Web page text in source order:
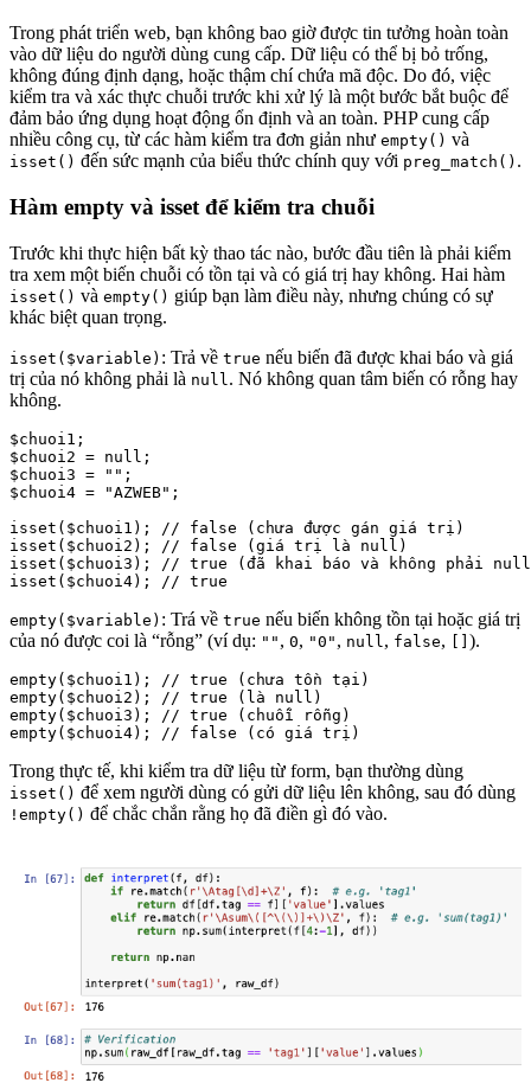
Trong phát triển web, bạn không bao giờ được tin tưởng hoàn toàn
vào dữ liệu do người dùng cung cấp. Dữ liệu có thể bị bỏ trống,
không đúng định dạng, hoặc thậm chí chứa mã độc. Do đó, việc
kiểm tra và xác thực chuỗi trước khi xử lý là một bước bắt buộc để
đảm bảo ứng dụng hoạt động ổn định và an toàn. PHP cung cấp
nhiều công cụ, từ các hàm kiểm tra đơn giản như empty() và
isset() đến sức mạnh của biểu thức chính quy với preg_match() .
Hàm empty và isset để kiểm tra chuỗi
Trước khi thực hiện bất kỳ thao tác nào, bước đầu tiên là phải kiểm
tra xem một biến chuỗi có tồn tại và có giá trị hay không. Hai hàm
isset() và empty() giúp bạn làm điều này, nhưng chúng có sự
khác biệt quan trọng.
isset($variable) : Trả về true nếu biến đã được khai báo và giá
trị của nó không phải là null . Nó không quan tâm biến có rỗng hay
không.
$chuoi1;
$chuoi2 = null;
$chuoi3 = "";
$chuoi4 = "AZWEB";
isset($chuoi1); // false (chưa được gán giá trị)
isset($chuoi2); // false (giá trị là null)
isset($chuoi3); // true (đã khai báo và không phải
empty($variable) : Trá về true nếu biến không tồn tại hoặc giá trị
của nó được coi là “rỗng” (ví dụ: "" , 0, "0" , null , false, ).
empty($chuoi1); // true (chưa tồn tại)
empty($chuoi2); // true (là null)
empty($chuoi3); // true (chuỗi rỗng)
Trong thực tế, khi kiểm tra dữ liệu từ form, bạn thường dùng
isset() để xem người dùng có gửi dữ liệu lên không, sau đó dùng
!empty() để chắc chắn rằng họ đã điền gì đó vào.